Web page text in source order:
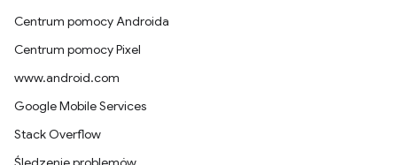
Centrum pomocy Androida
Centrum pomocy Pixel
www.android.com
Google Mobile Services
Stack Overflow